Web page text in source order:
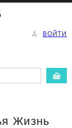
ВОЙТИ
Жизнь